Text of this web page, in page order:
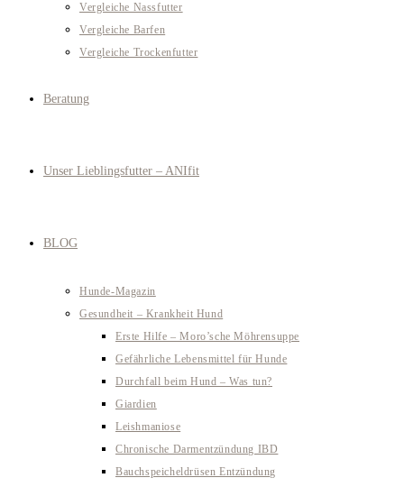
Vergleiche Nassfutter
Vergleiche Barfen
Vergleiche Trockenfutter
Beratung
Unser Lieblingsfutter – ANIfit
BLOG
Hunde-Magazin
Gesundheit – Krankheit Hund
Erste Hilfe – Moro’sche Möhrensuppe
Gefährliche Lebensmittel für Hunde
Durchfall beim Hund – Was tun?
Giardien
Leishmaniose
Chronische Darmentzündung IBD
Bauchspeicheldrüsen Entzündung